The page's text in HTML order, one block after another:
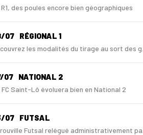
R1, des poules encore bien géographiques
07 RÉGIONAL 1
les modalités du tirage au sort des g...
07 NATIONAL 2
FC Saint-Lô évoluera bien en National 2
07 FUTSAL
Futsal relégué administrativement pa...